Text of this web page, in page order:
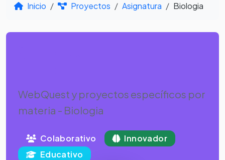
Inicio Proyectos Asignatura Biologia
WebQuest y proyectos específicos por
materia - Biologia
Colaborativo
Innovador
Educativo